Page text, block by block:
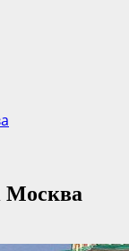
Москва